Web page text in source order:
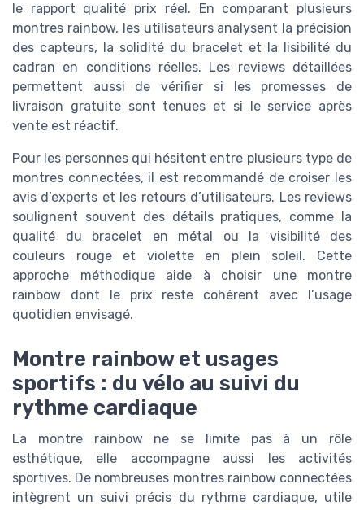
le rapport qualité prix réel. En comparant plusieurs
montres rainbow, les utilisateurs analysent la précision
des capteurs, la solidité du bracelet et la lisibilité du
cadran en conditions réelles. Les reviews détaillées
permettent aussi de vérifier si les promesses de
livraison gratuite sont tenues et si le service après
vente est réactif.
Pour les personnes qui hésitent entre plusieurs type de
montres connectées, il est recommandé de croiser les
avis d’experts et les retours d’utilisateurs. Les reviews
soulignent souvent des détails pratiques, comme la
qualité du bracelet en métal ou la visibilité des
couleurs rouge et violette en plein soleil. Cette
approche méthodique aide à choisir une montre
rainbow dont le prix reste cohérent avec l’usage
quotidien envisagé.
Montre rainbow et usages
sportifs : du vélo au suivi du
rythme cardiaque
La montre rainbow ne se limite pas à un rôle
esthétique, elle accompagne aussi les activités
sportives. De nombreuses montres rainbow connectées
intègrent un suivi précis du rythme cardiaque, utile